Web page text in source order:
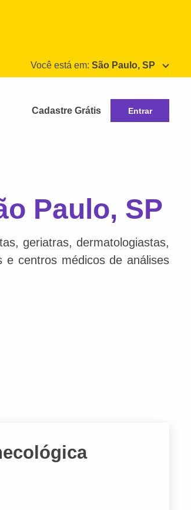
Você está em: São Paulo, SP
Cadastre Grátis Entrar
Paulo, SP
geriatras, dermatologiastas,
e centros médicos de análises